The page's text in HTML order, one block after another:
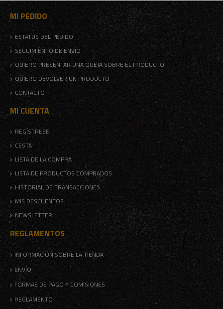
MI PEDIDO
ESTATUS DEL PEDIDO
SEGUIMIENTO DE ENVÍO
QUIERO PRESENTAR UNA QUEJA SOBRE EL PRODUCTO
QUIERO DEVOLVER UN PRODUCTO
CONTACTO
MI CUENTA
REGÍSTRESE
CESTA
LISTA DE LA COMPRA
LISTA DE PRODUCTOS COMPRADOS
HISTORIAL DE TRANSACCIONES
MIS DESCUENTOS
NEWSLETTER
REGLAMENTOS
INFORMACIÓN SOBRE LA TIENDA
ENVÍO
FORMAS DE PAGO Y COMISIONES
REGLAMENTO